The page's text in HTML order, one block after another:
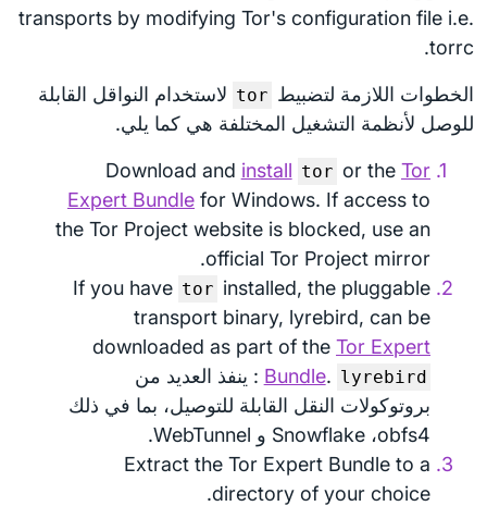
transports by modifying Tor's configuration file i.e.
torrc.
الخطوات اللازمة لتضبيط tor لاستخدام النواقل القابلة
للوصل لأنظمة التشغيل المختلفة هي كما يلي.
Download and install tor or the Tor
Expert Bundle for Windows. If access to
the Tor Project website is blocked, use an
official Tor Project mirror.
If you have tor installed, the pluggable
transport binary, lyrebird, can be
downloaded as part of the Tor Expert
Bundle. lyrebird
: ينفذ العديد من
بروتوكولات النقل القابلة للتوصيل، بما في ذلك
Snowflake ،obfs4 و WebTunnel.
Extract the Tor Expert Bundle to a
directory of your choice.